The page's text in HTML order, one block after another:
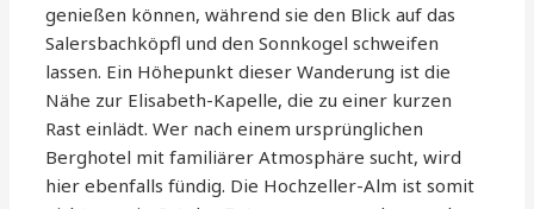
genießen können, während sie den Blick auf das
Salersbachköpfl und den Sonnkogel schweifen
lassen. Ein Höhepunkt dieser Wanderung ist die
Nähe zur Elisabeth-Kapelle, die zu einer kurzen
Rast einlädt. Wer nach einem ursprünglichen
Berghotel mit familiärer Atmosphäre sucht, wird
hier ebenfalls fündig. Die Hochzeller-Alm ist somit